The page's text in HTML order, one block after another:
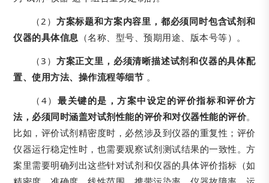
（2） 方案标题和方案内容里，都必须同时包含试剂和
仪器的具体信息 （名称、型号、预期用途、版本号等）。
（3） 方案正文里，必须清晰描述试剂和仪器的具体配
置、使用方法、操作流程等细节 。
（4） 最关键的是，方案中设定的评价指标和评价方
法，必须同时涵盖对试剂性能的评价和对仪器性能的评价。
比如，评价试剂精密度时，必然涉及到仪器的重复性；评价
仪器运行稳定性时，也需要观察试剂测试结果的一致性。方
案里需要明确列出这些针对试剂和仪器的具体评价指标（如